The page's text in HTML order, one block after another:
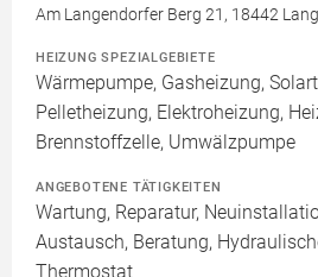
Am Langendorfer Berg 21, 18442
HEIZUNG SPEZIALGEBIETE
Wärmepumpe, Gasheizung,
Pelletheizung, Elektroheizung,
Brennstoffzelle, Umwälzpumpe
ANGEBOTENE TÄTIGKEITEN
Wartung, Reparatur,
Austausch, Beratung,
Thermostat